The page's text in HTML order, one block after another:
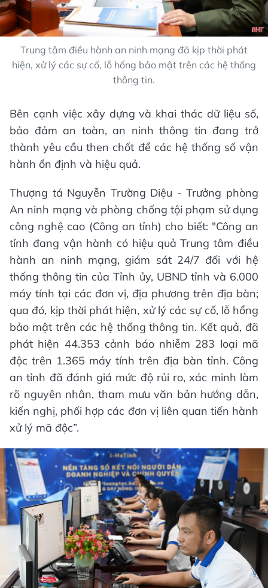
Trung tâm điều hành an ninh mạng đã kịp thời phát
hiện, xử lý các sự cố, lỗ hổng bảo mật trên các hệ thống
thông tin.
Bên cạnh việc xây dựng và khai thác dữ liệu số,
bảo đảm an toàn, an ninh thông tin đang trở
thành yêu cầu then chốt để các hệ thống số vận
hành ổn định và hiệu quả.
Thượng tá Nguyễn Trường Diệu - Trưởng phòng
An ninh mạng và phòng chống tội phạm sử dụng
công nghệ cao (Công an tỉnh) cho biết: "Công an
tỉnh đang vận hành có hiệu quả Trung tâm điều
hành an ninh mạng, giám sát 24/7 đối với hệ
thống thông tin của Tỉnh ủy, UBND tỉnh và 6.000
máy tính tại các đơn vị, địa phương trên địa bàn;
qua đó, kịp thời phát hiện, xử lý các sự cố, lỗ hổng
bảo mật trên các hệ thống thông tin. Kết quả, đã
phát hiện 44.353 cảnh báo nhiễm 283 loại mã
độc trên 1.365 máy tính trên địa bàn tỉnh. Công
an tỉnh đã đánh giá mức độ rủi ro, xác minh làm
rõ nguyên nhân, tham mưu văn bản hướng dẫn,
kiến nghị, phối hợp các đơn vị liên quan tiến hành
xử lý mã độc”.